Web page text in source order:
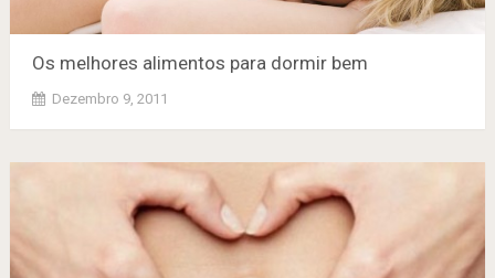
Os melhores alimentos para dormir bem
Dezembro 9, 2011